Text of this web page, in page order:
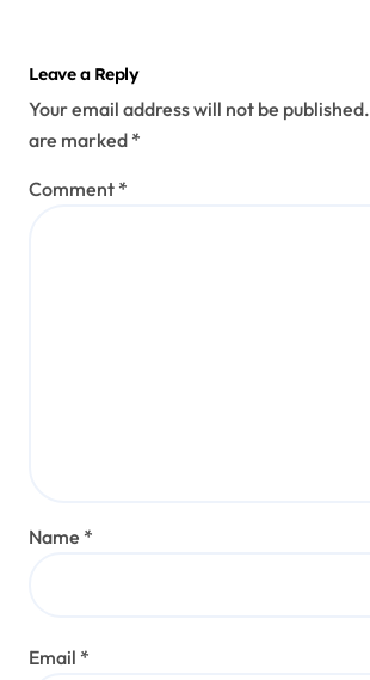
Leave a Reply
Your email address will not be published.
are marked *
Comment *
Name *
Email *